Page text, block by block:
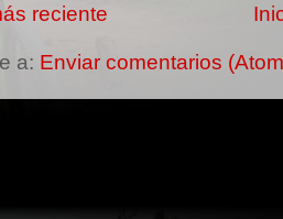
reciente
a: Enviar comentarios